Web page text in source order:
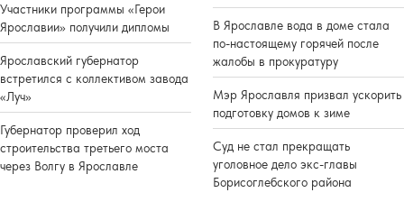
Участники программы «Герои
Ярославии» получили дипломы
Ярославский губернатор
встретился с коллективом завода
«Луч»
Губернатор проверил ход
строительства третьего моста
через Волгу в Ярославле
В Ярославле вода в доме стала
по-настоящему горячей после
жалобы в прокуратуру
Мэр Ярославля призвал ускорить
подготовку домов к зиме
Суд не стал прекращать
уголовное дело экс-главы
Борисоглебского района